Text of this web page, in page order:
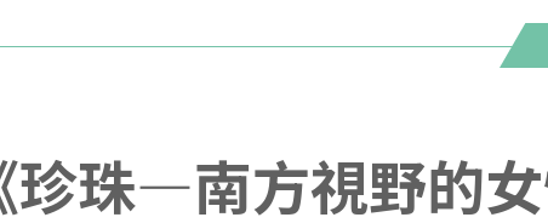
珠—南方視野的